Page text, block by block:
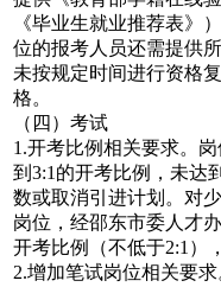
《毕业生就业推荐表》
位的报考人员还需提供
未按规定时间进行资格
格。
（四）考试
1.开考比例相关要求。
到3:1的开考比例，未达
数或取消引进计划。对
岗位，经邵东市委人才
开考比例（不低于2:1）
2.增加笔试岗位相关要